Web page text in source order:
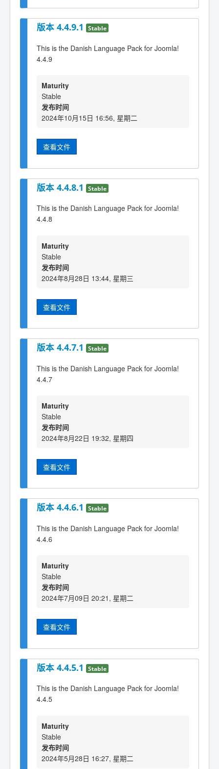
版本 4.4.9.1 Stable
This is the Danish Language Pack for Joomla!
4.4.9
Maturity
Stable
发布时间
2024年10月15日 16:56, 星期二
查看文件
版本 4.4.8.1 Stable
This is the Danish Language Pack for Joomla!
4.4.8
Maturity
Stable
发布时间
2024年8月28日 13:44, 星期三
查看文件
版本 4.4.7.1 Stable
This is the Danish Language Pack for Joomla!
4.4.7
Maturity
Stable
发布时间
2024年8月22日 19:32, 星期四
查看文件
版本 4.4.6.1 Stable
This is the Danish Language Pack for Joomla!
4.4.6
Maturity
Stable
发布时间
2024年7月09日 20:21, 星期二
查看文件
版本 4.4.5.1 Stable
This is the Danish Language Pack for Joomla!
4.4.5
Maturity
Stable
发布时间
2024年5月28日 16:27, 星期二